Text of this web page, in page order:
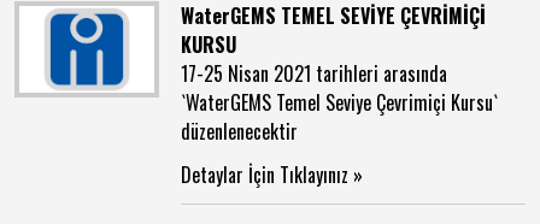
WaterGEMS TEMEL SEVİYE ÇEVRİMİÇİ
KURSU
17-25 Nisan 2021 tarihleri arasında
`WaterGEMS Temel Seviye Çevrimiçi Kursu`
düzenlenecektir
Detaylar İçin Tıklayınız »